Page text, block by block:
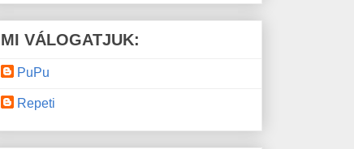
MI VÁLOGATJUK:
PuPu
Repeti